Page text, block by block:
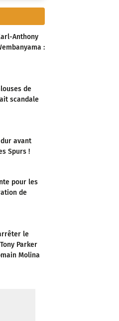
Anthony
:
de
scandale
avant
Spurs !
pour les
de
le
Parker
Molina